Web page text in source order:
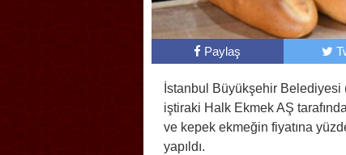
Paylaş
İstanbul Büyükşehir Belediyesi
iştiraki Halk Ekmek AŞ
ve kepek ekmeğin fiyatına
yapıldı.